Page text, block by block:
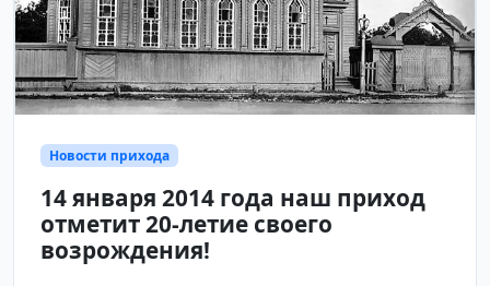
Новости прихода
14 января 2014 года наш приход
отметит 20-летие своего
возрождения!